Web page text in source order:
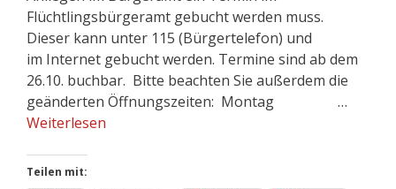
Flüchtlingsbürgeramt gebucht werden muss.
Dieser kann unter 115 (Bürgertelefon) und
im Internet gebucht werden. Termine sind ab dem
26.10. buchbar. Bitte beachten Sie außerdem die
geänderten Öffnungszeiten: Montag …
Weiterlesen
Teilen mit: